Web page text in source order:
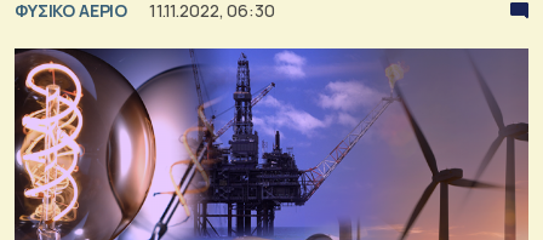
ΦΥΣΙΚΟ ΑΕΡΙΟ 11.11.2022, 06:30